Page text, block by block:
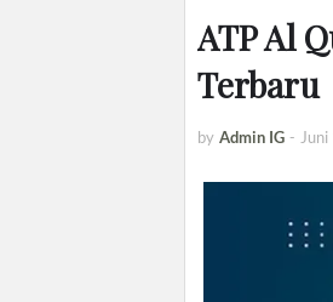
ATP Al
Terbaru
by Admin IG -